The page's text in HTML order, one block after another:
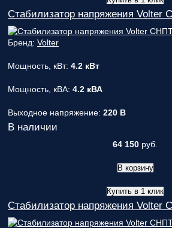
Стабилизатор напряжения Volter
Бренд: Volter
Мощность, кВт: 4.2 кВт
Мощность, кВА: 4.2 кВА
Выходное напряжение: 220 В
В наличии
64 150 руб.
В корзину
Купить в 1 клик
Стабилизатор напряжения Volter